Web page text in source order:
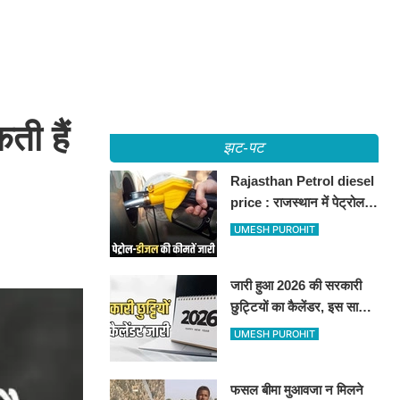
हैं
झट-पट
Rajasthan Petrol diesel
price : राजस्थान में पेट्रोल-
डीजल की कीमतें जारी, जानिए
UMESH PUROHIT
जारी हुआ 2026 की सरकारी
छुट्टियों का कैलेंडर, इस साल
कई बार मिलेगा लगातार
UMESH PUROHIT
फसल बीमा मुआवजा न मिलने